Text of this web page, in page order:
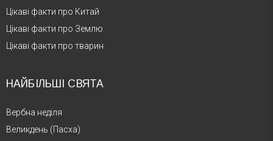
Цікаві факти про Китай
Цікаві факти про Землю
Цікаві факти про тварин
НАЙБІЛЬШІ СВЯТА
Вербна неділя
Великдень (Пасха)